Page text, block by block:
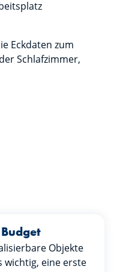
Eckdaten zum
Schlafzimmer,
Objekte
wichtig, eine erste